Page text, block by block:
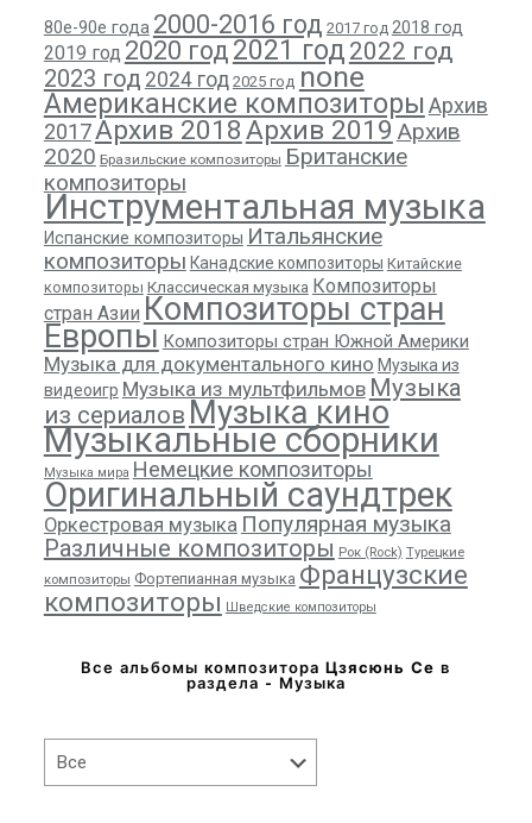
80е-90е года 2000-2016 год 2017 год 2018 год
2019 год 2020 год 2021 год 2022 год
2023 год 2024 год 2025 год none
Американские композиторы Архив
2017Архив 2018Архив 2019Архив
2020 Бразильские композиторы Британские
композиторы
Инструментальная музыка
Испанские композиторы Итальянские
композиторы Канадские композиторы Китайские
композиторы Классическая музыка Композиторы
стран Азии Композиторы стран
Европы Композиторы стран Южной Америки
Музыка для документального кино Музыка из
видеоигр Музыка из мультфильмов Музыка
из сериалов Музыка кино
Музыкальные сборники
Музыка мира Немецкие композиторы
Оригинальный саундтрек
Оркестровая музыка Популярная музыка
Различные композиторы Рок (Rock) Турецкие
композиторы Фортепианная музыка Французские
композиторы Шведские композиторы
Все альбомы композитораЦзясюнь Се в
раздела - Музыка